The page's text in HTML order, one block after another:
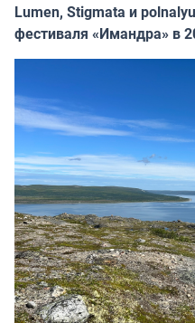
Lumen, Stigmata и
фестиваля «Имандра» в